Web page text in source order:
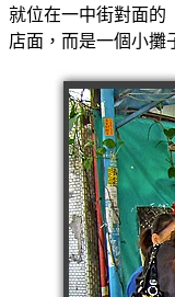
就位在一中街對面的
店面，而是一個小攤